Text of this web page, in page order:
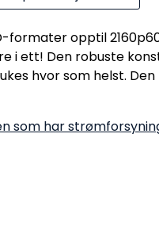
formater opptil
i ett! Den robuste
hvor som helst.
som har